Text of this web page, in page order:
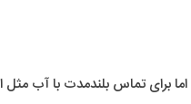
برای تماس بلندمدت با آب